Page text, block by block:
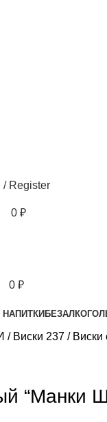
/ Register
0 ₽
0 ₽
НАПИТКИ
Виски 237
“Манки